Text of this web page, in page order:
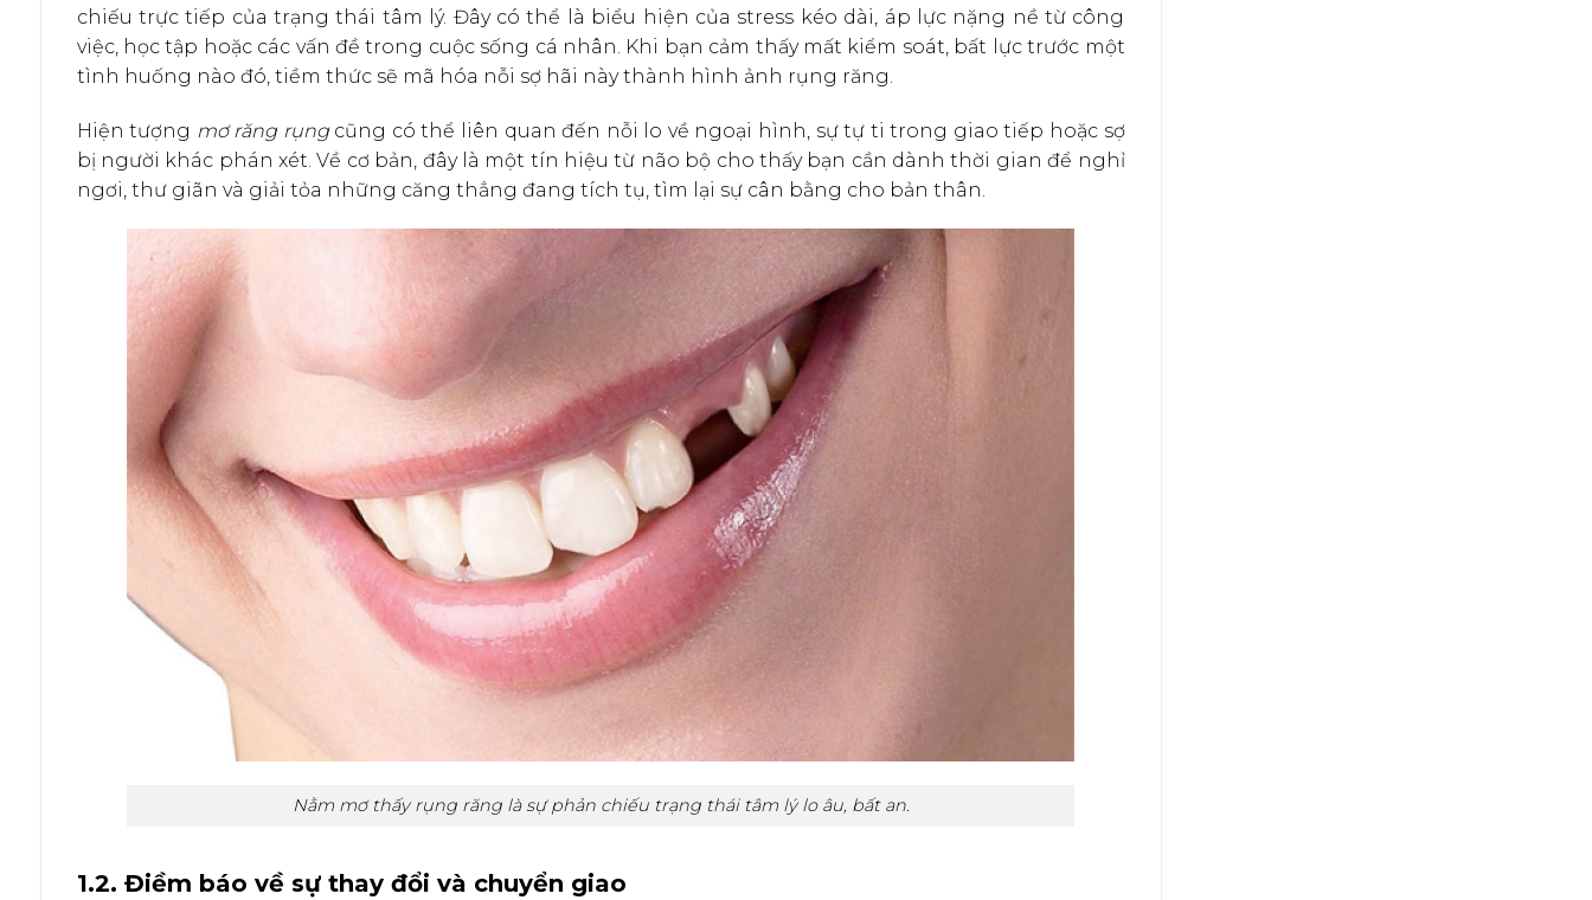
chiếu trực tiếp của trạng thái tâm lý. Đây có thể là biểu hiện của stress kéo dài, áp lực nặng nề từ công
việc, học tập hoặc các vấn đề trong cuộc sống cá nhân. Khi bạn cảm thấy mất kiểm soát, bất lực trước một
tình huống nào đó, tiềm thức sẽ mã hóa nỗi sợ hãi này thành hình ảnh rụng răng.
Hiện tượng mơ răng rụngcũng có thể liên quan đến nỗi lo về ngoại hình, sự tự ti trong giao tiếp hoặc sợ
bị người khác phán xét. Về cơ bản, đây là một tín hiệu từ não bộ cho thấy bạn cần dành thời gian để nghỉ
ngơi, thư giãn và giải tỏa những căng thẳng đang tích tụ, tìm lại sự cân bằng cho bản thân.
Nằm mơ thấy rụng răng là sự phản chiếu trạng thái tâm lý lo âu, bất an.
1.2. Điềm báo về sự thay đổi và chuyển giao